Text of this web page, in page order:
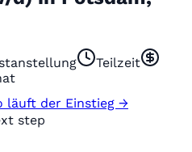
Teilzeit
läuft der Einstieg →
step